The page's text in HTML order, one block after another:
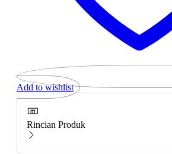
Add to wishlist
Rincian Produk